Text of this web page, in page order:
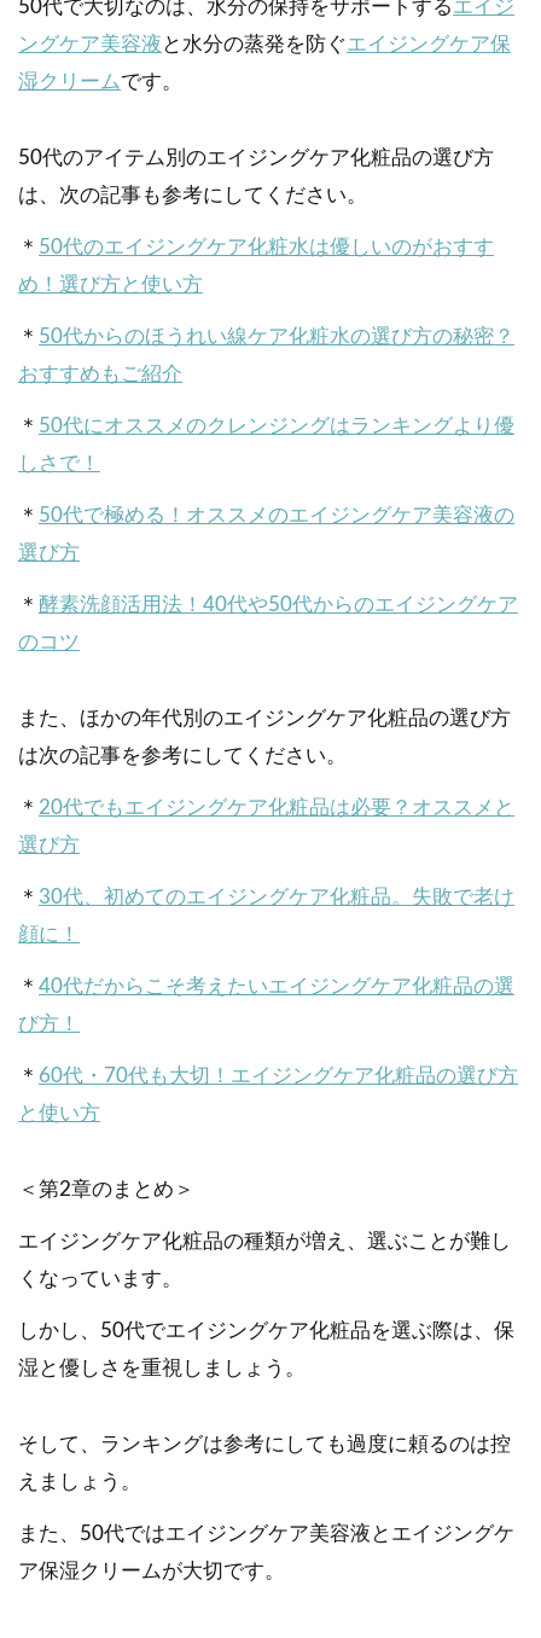
50代で大切なのは、水分の保持をサポートするエイジ
ングケア美容液 と水分の蒸発を防ぐエイジングケア保
湿クリームです。
50代のアイテム別のエイジングケア化粧品の選び方
は、次の記事も参考にしてください。
＊ 50代のエイジングケア化粧水は優しいのがおすす
め！選び方と使い方
＊ 50代からのほうれい線ケア化粧水の選び方の秘密？
おすすめもご紹介
＊ 50代にオススメのクレンジングはランキングより優
しさで！
＊ 50代で極める！オススメのエイジングケア美容液の
選び方
＊ 酵素洗顔活用法！40代や50代からのエイジングケア
のコツ
また、ほかの年代別のエイジングケア化粧品の選び方
は次の記事を参考にしてください。
＊ 20代でもエイジングケア化粧品は必要？オススメと
選び方
＊ 30代、初めてのエイジングケア化粧品。失敗で老け
顔に！
＊ 40代だからこそ考えたいエイジングケア化粧品の選
び方！
＊ 60代・70代も大切！エイジングケア化粧品の選び方
と使い方
＜第2章のまとめ＞
エイジングケア化粧品の種類が増え、選ぶことが難し
くなっています。
しかし、50代でエイジングケア化粧品を選ぶ際は、保
湿と優しさを重視しましょう。
そして、ランキングは参考にしても過度に頼るのは控
えましょう。
また、50代ではエイジングケア美容液とエイジングケ
ア保湿クリームが大切です。